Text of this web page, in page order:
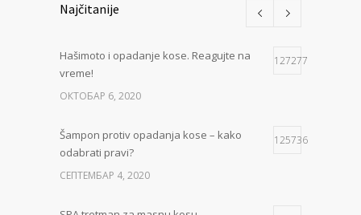
Najčitanije
Hašimoto i opadanje kose. Reagujte na
vreme!
127277
ОКТОБАР 6, 2020
Šampon protiv opadanja kose – kako
odabrati pravi?
125736
СЕПТЕМБАР 4, 2020